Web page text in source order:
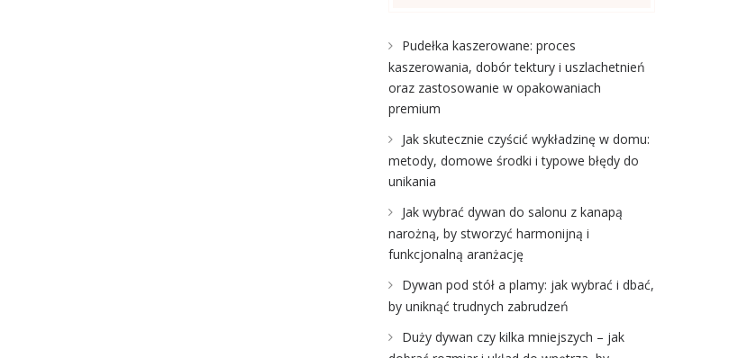
Pudełka kaszerowane: proces
kaszerowania, dobór tektury i uszlachetnień
oraz zastosowanie w opakowaniach
premium
Jak skutecznie czyścić wykładzinę w domu:
metody, domowe środki i typowe błędy do
unikania
Jak wybrać dywan do salonu z kanapą
narożną, by stworzyć harmonijną i
funkcjonalną aranżację
Dywan pod stół a plamy: jak wybrać i dbać,
by uniknąć trudnych zabrudzeń
Duży dywan czy kilka mniejszych – jak